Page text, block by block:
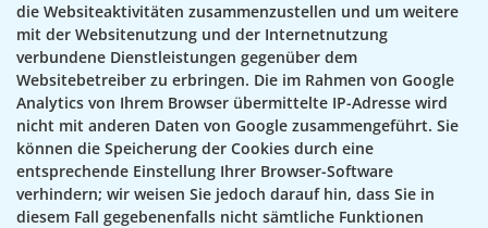
die Websiteaktivitäten zusammenzustellen und um weitere
mit der Websitenutzung und der Internetnutzung
verbundene Dienstleistungen gegenüber dem
Websitebetreiber zu erbringen. Die im Rahmen von Google
Analytics von Ihrem Browser übermittelte IP-Adresse wird
nicht mit anderen Daten von Google zusammengeführt. Sie
können die Speicherung der Cookies durch eine
entsprechende Einstellung Ihrer Browser-Software
verhindern; wir weisen Sie jedoch darauf hin, dass Sie in
diesem Fall gegebenenfalls nicht sämtliche Funktionen